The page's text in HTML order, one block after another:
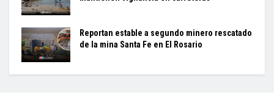
Reportan estable a segundo minero rescatado
de la mina Santa Fe en El Rosario